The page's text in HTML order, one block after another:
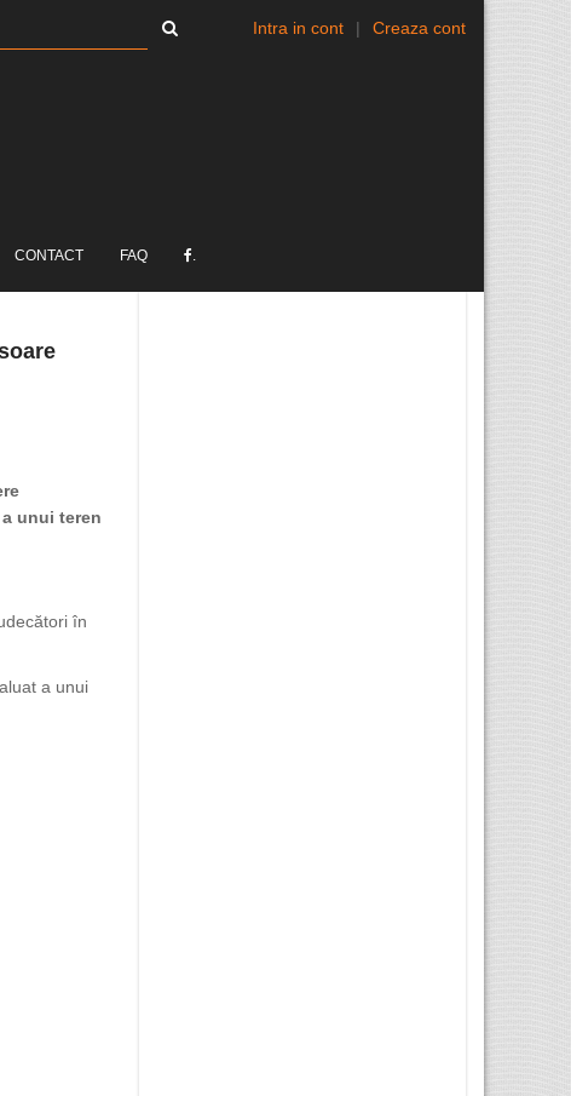
Intra in cont | Creaza cont
CONTACT FAQ .
unui teren
în
a unui